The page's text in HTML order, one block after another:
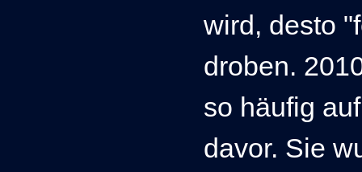
wird, desto
droben.
so häufig
davor. Sie